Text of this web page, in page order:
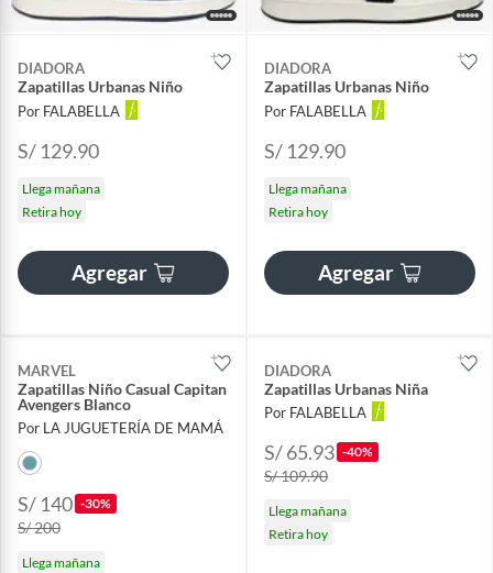
DIADORA
Zapatillas Urbanas Niño
Por FALABELLA
S/ 129.90
Llega mañana
Retira hoy
Agregar
DIADORA
Zapatillas Urbanas Niño
Por FALABELLA
S/ 129.90
Llega mañana
Retira hoy
Agregar
MARVEL
Zapatillas Niño Casual Capitan
Avengers Blanco
Por LA JUGUETERÍA DE MAMÁ
S/ 140 -30%
S/ 200
Llega mañana
DIADORA
Zapatillas Urbanas Niña
Por FALABELLA
S/ 65.93 -40%
S/ 109.90
Llega mañana
Retira hoy